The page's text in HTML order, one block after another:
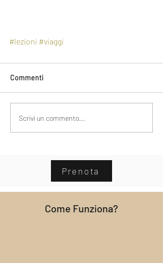
#lezioni #viaggi
Commenti
Scrivi un commento...
Prenota
Come Funziona?